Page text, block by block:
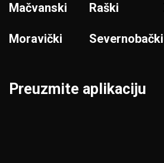
Mačvanski
Moravički
Raški
Severnobački
Preuzmite aplikaciju